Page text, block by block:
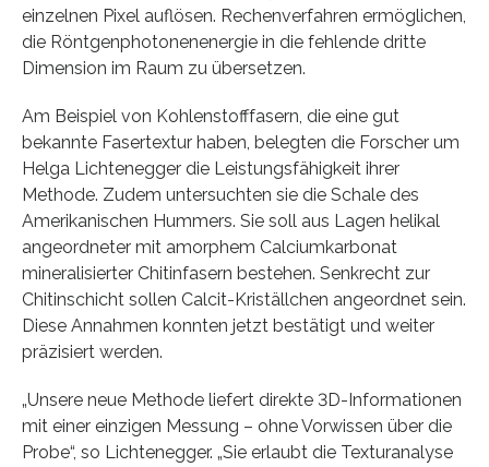
einzelnen Pixel auflösen. Rechenverfahren ermöglichen,
die Röntgenphotonenenergie in die fehlende dritte
Dimension im Raum zu übersetzen.
Am Beispiel von Kohlenstofffasern, die eine gut
bekannte Fasertextur haben, belegten die Forscher um
Helga Lichtenegger die Leistungsfähigkeit ihrer
Methode. Zudem untersuchten sie die Schale des
Amerikanischen Hummers. Sie soll aus Lagen helikal
angeordneter mit amorphem Calciumkarbonat
mineralisierter Chitinfasern bestehen. Senkrecht zur
Chitinschicht sollen Calcit-Kriställchen angeordnet sein.
Diese Annahmen konnten jetzt bestätigt und weiter
präzisiert werden.
„Unsere neue Methode liefert direkte 3D-Informationen
mit einer einzigen Messung – ohne Vorwissen über die
Probe“, so Lichtenegger. „Sie erlaubt die Texturanalyse